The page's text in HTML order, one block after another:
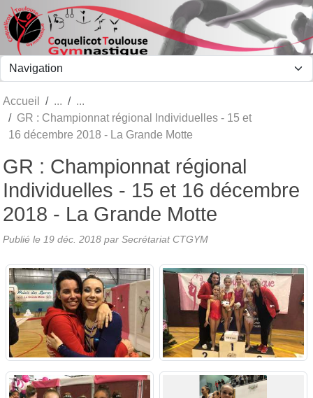
Accueil
GR : Championnat régional Individuelles - 15 et
16 décembre 2018 - La Grande Motte
GR : Championnat régional
Individuelles - 15 et 16 décembre
2018 - La Grande Motte
Publié le 19 déc. 2018 par Secrétariat CTGYM
Panneau de gestion des cookies